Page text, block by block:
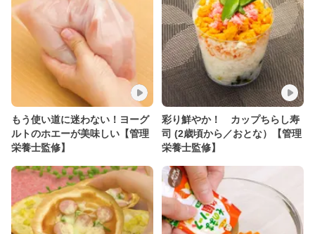
もう使い道に迷わない！ヨーグ
ルトのホエーが美味しい【管理
栄養士監修】
彩り鮮やか！ カップちらし寿
司 (2歳頃から／おとな）【管理
栄養士監修】